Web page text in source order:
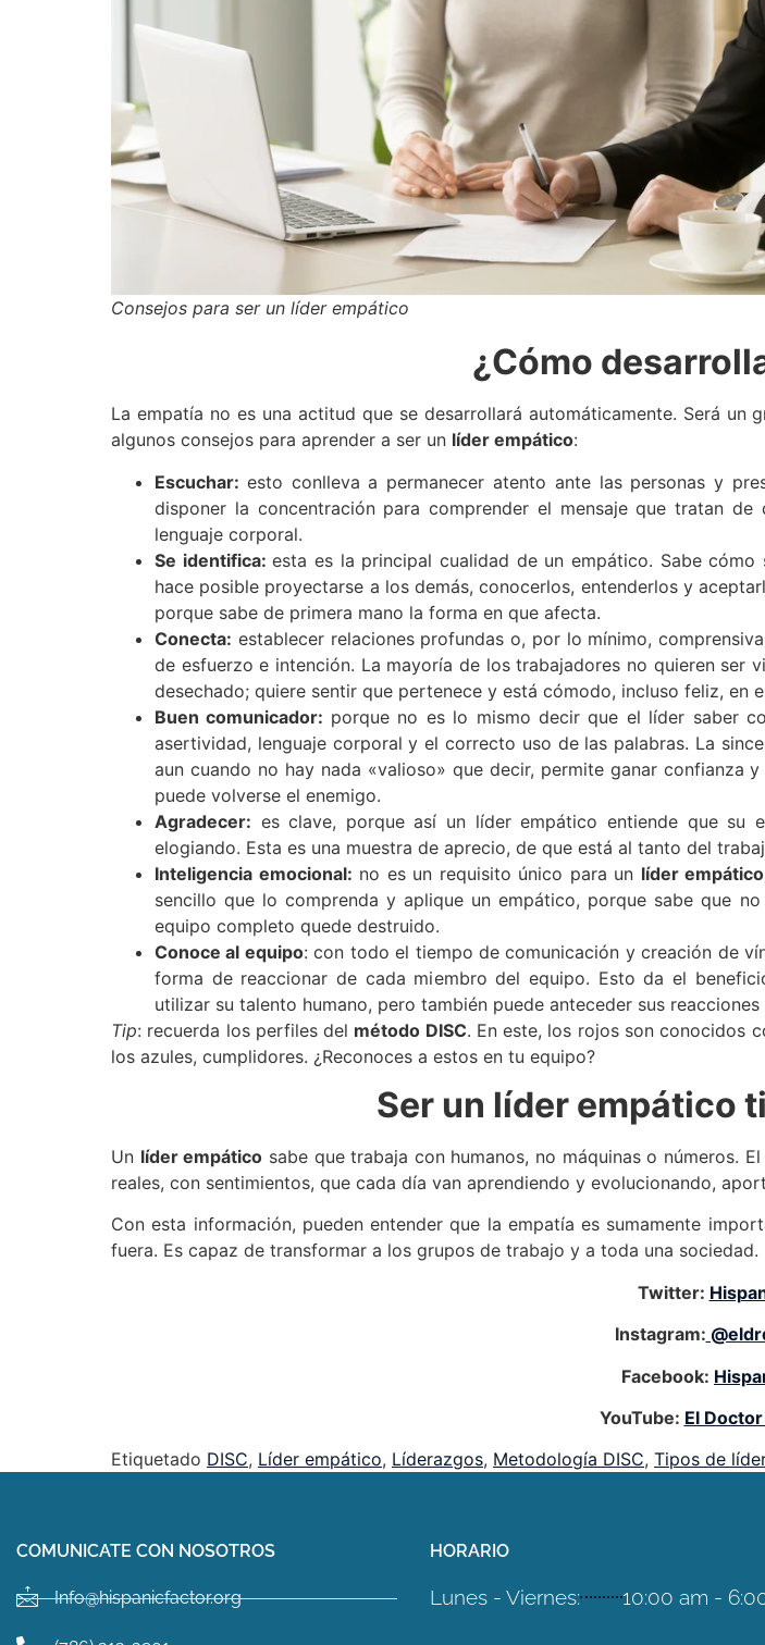
Consejos para ser un líder empático
¿Cómo
La empatía no es una actitud que se desarrollará automáticamente. Será
algunos consejos para aprender a ser un líder empático:
Escuchar: esto conlleva a permanecer atento ante las personas y
disponer la concentración para comprender el mensaje que tratan
lenguaje corporal.
Se identifica:esta es la principal cualidad de un empático. Sabe
hace posible proyectarse a los demás, conocerlos, entenderlos y
porque sabe de primera mano la forma en que afecta.
Conecta: establecer relaciones profundas o, por lo mínimo,
de esfuerzo e intención. La mayoría de los trabajadores no quieren
desechado; quiere sentir que pertenece y está cómodo, incluso feliz, en
Buen comunicador: porque no es lo mismo decir que el líder saber
asertividad, lenguaje corporal y el correcto uso de las palabras. La
aun cuando no hay nada «valioso» que decir, permite ganar
puede volverse el enemigo.
Agradecer: es clave, porque así un líder empático entiende que su
elogiando. Esta es una muestra de aprecio, de que está al tanto del
Inteligencia emocional: no es un requisito único para un líder empático
sencillo que lo comprenda y aplique un empático, porque sabe que
equipo completo quede destruido.
Conoce al equipo: con todo el tiempo de comunicación y creación de
forma de reaccionar de cada miembro del equipo. Esto da el
utilizar su talento humano, pero también puede anteceder sus reacciones
Tip: recuerda los perfiles del método DISC. En este, los rojos son conocidos
los azules, cumplidores. ¿Reconoces a estos en tu equipo?
Ser un líder empático
Un líder empático sabe que trabaja con humanos, no máquinas o números.
reales, con sentimientos, que cada día van aprendiendo y evolucionando,
Con esta información, pueden entender que la empatía es sumamente
fuera. Es capaz de transformar a los grupos de trabajo y a toda una sociedad.
Twitter:
Instagram:
Facebook:
YouTube: El
Etiquetado DISC, Líder empático, Líderazgos, Metodología DISC, Tipos de
COMUNICATE CON NOSOTROS
Info@hispanicfactor.org
HORARIO
Lunes - Viernes: 10:00 am -